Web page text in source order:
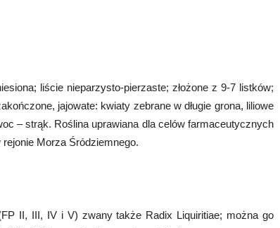
liście nieparzysto-pierzaste; złożone z 9-7 listków;
jajowate: kwiaty zebrane w długie grona, liliowe
– strąk. Roślina uprawiana dla celów farmaceutycznych
Morza Śródziemnego.
II, III, IV i V) zwany także Radix Liquiritiae; można go